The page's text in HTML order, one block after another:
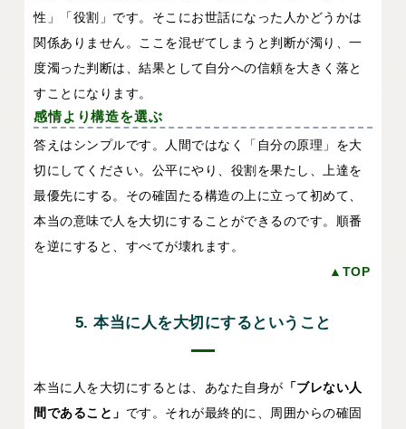
性」「役割」です。そこにお世話になった人かどうかは
関係ありません。ここを混ぜてしまうと判断が濁り、一
度濁った判断は、結果として自分への信頼を大きく落と
すことになります。
感情より構造を選ぶ
答えはシンプルです。人間ではなく「自分の原理」を大
切にしてください。公平にやり、役割を果たし、上達を
最優先にする。その確固たる構造の上に立って初めて、
本当の意味で人を大切にすることができるのです。順番
を逆にすると、すべてが壊れます。
▲TOP
5. 本当に人を大切にするということ
本当に人を大切にするとは、あなた自身が 「ブレない人
間であること」 です。それが最終的に、周囲からの確固